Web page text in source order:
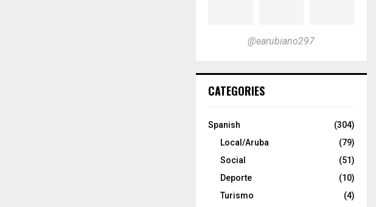
@earubiano297
CATEGORIES
Spanish
(304)
Local/Aruba
(79)
Social
(51)
Deporte
(10)
Turismo
(4)